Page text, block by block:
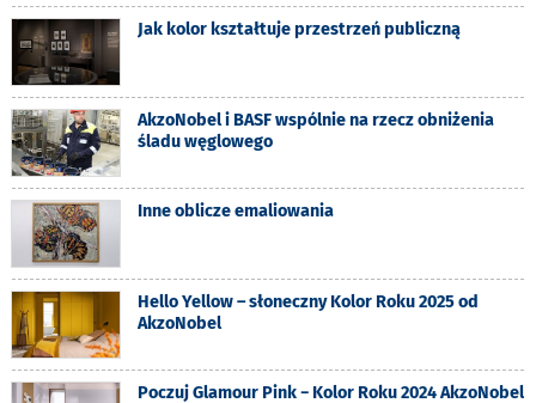
Jak kolor kształtuje przestrzeń publiczną
AkzoNobel i BASF wspólnie na rzecz obniżenia
śladu węglowego
Inne oblicze emaliowania
Hello Yellow – słoneczny Kolor Roku 2025 od
AkzoNobel
Poczuj Glamour Pink − Kolor Roku 2024 AkzoNobel